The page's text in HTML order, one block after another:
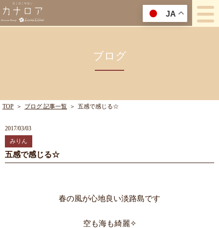
ブログ
TOP ＞ ブログ 記事一覧 ＞ 五感で感じる☆
2017/03/03
みりん
五感で感じる☆
春の風が心地良い淡路島です
空も海も綺麗✧
JA